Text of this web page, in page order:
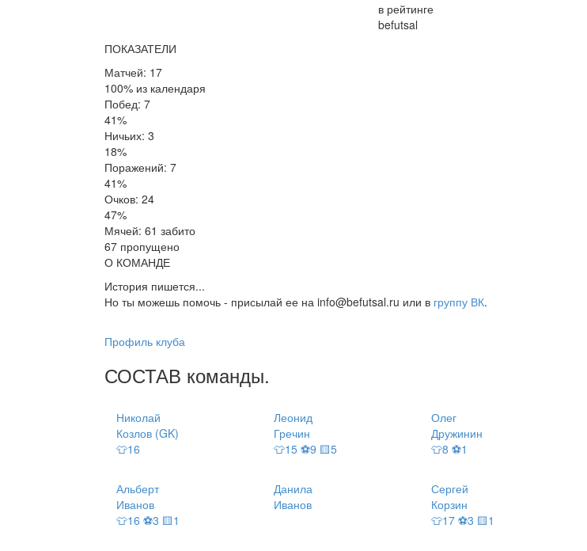
в рейтинге
befutsal
ПОКАЗАТЕЛИ
Матчей: 17
100% из календаря
Побед: 7
41%
Ничьих: 3
18%
Поражений: 7
41%
Очков: 24
47%
Мячей: 61 забито
67 пропущено
О КОМАНДЕ
История пишется...
Но ты можешь помочь - присылай ее на info@befutsal.ru или в группу ВК.
Профиль клуба
СОСТАВ команды.
Николай
Козлов (GK)
👕16
Леонид
Гречин
👕15 ⚽9 🟨5
Олег
Дружинин
👕8 ⚽1
Альберт
Иванов
👕16 ⚽3 🟨1
Данила
Иванов
Сергей
Корзин
👕17 ⚽3 🟨1